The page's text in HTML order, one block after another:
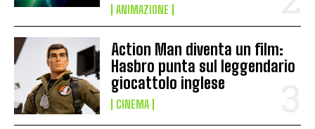
ANIMAZIONE
Action Man diventa un film:
Hasbro punta sul leggendario
giocattolo inglese
CINEMA